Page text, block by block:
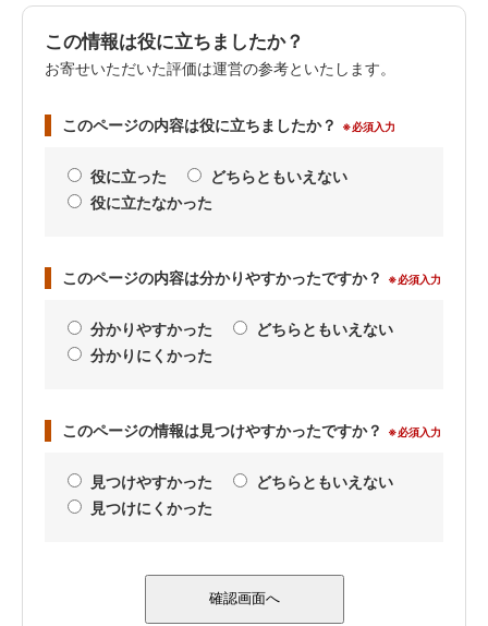
この情報は役に立ちましたか？
お寄せいただいた評価は運営の参考といたします。
このページの内容は役に立ちましたか？ ※必須入力
役に立った
どちらともいえない
役に立たなかった
このページの内容は分かりやすかったですか？ ※必須入力
分かりやすかった
どちらともいえない
分かりにくかった
このページの情報は見つけやすかったですか？ ※必須入力
見つけやすかった
どちらともいえない
見つけにくかった